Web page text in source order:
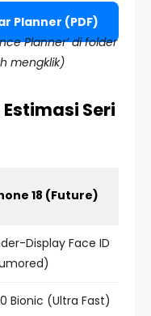
Planner (PDF)
Planner’ di folder
mengklik)
Seri
18 (Future)
Display Face ID
Bionic (Ultra Fast)